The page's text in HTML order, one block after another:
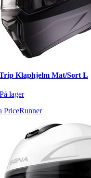
Klaphjelm Mat/Sort L
På lager
PriceRunner